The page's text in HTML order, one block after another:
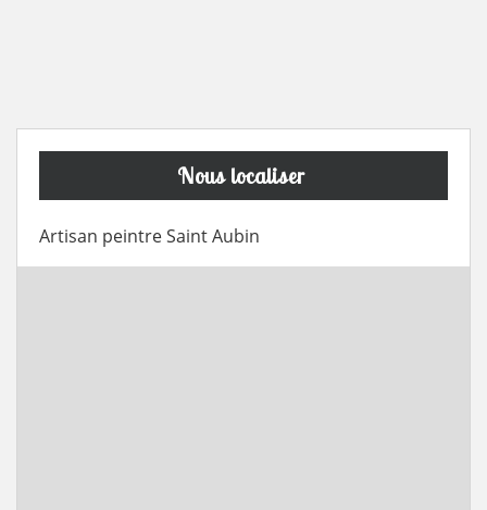
Nous localiser
Artisan peintre Saint Aubin